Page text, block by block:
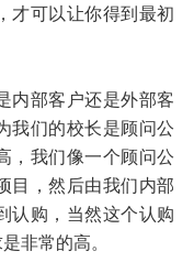
才可以让你得到最初
部客户还是外部客
我们的校长是顾问公
，我们像一个顾问公
目，然后由我们内部
认购，当然这个认购
非常的高。